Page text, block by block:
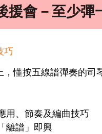
援會－至少彈
巧
懂按五線譜彈奏的司
用、節奏及編曲技巧
離譜」即興